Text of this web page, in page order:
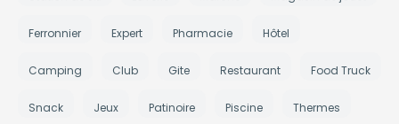
Ferronnier Expert Pharmacie Hôtel
Camping Club Gite Restaurant Food Truck
Snack Jeux Patinoire Piscine Thermes